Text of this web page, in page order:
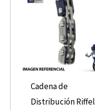
Cadena de
Distribución Riffel